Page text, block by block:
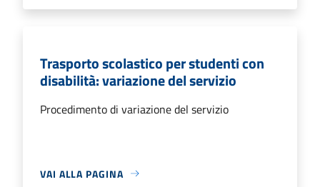
Trasporto scolastico per studenti con
disabilità: variazione del servizio
Procedimento di variazione del servizio
VAI ALLA PAGINA